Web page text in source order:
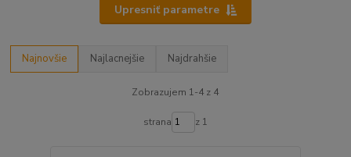
Upresniť parametre
Najnovšie Najlacnejšie Najdrahšie
Zobrazujem 1-4 z 4
strana z 1